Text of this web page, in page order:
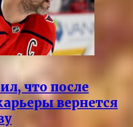
что после
вернется